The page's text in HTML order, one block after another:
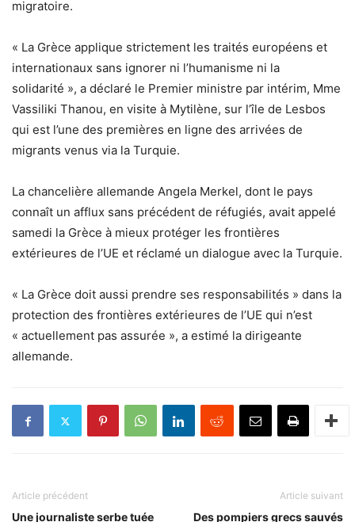
migratoire.
« La Grèce applique strictement les traités européens et
internationaux sans ignorer ni l’humanisme ni la
solidarité », a déclaré le Premier ministre par intérim, Mme
Vassiliki Thanou, en visite à Mytilène, sur l’île de Lesbos
qui est l’une des premières en ligne des arrivées de
migrants venus via la Turquie.
La chancelière allemande Angela Merkel, dont le pays
connaît un afflux sans précédent de réfugiés, avait appelé
samedi la Grèce à mieux protéger les frontières
extérieures de l’UE et réclamé un dialogue avec la Turquie.
« La Grèce doit aussi prendre ses responsabilités » dans la
protection des frontières extérieures de l’UE qui n’est
« actuellement pas assurée », a estimé la dirigeante
allemande.
Article précédent
Une journaliste serbe tuée
Article suivant
Des pompiers grecs sauvés